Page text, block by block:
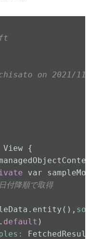
on 2021/11/
View {
var
降順で取得
default )